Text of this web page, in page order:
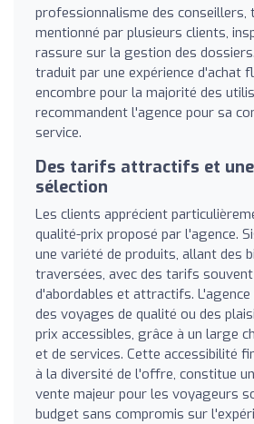
professionnalisme des conseillers,
mentionné par plusieurs clients,
rassure sur la gestion des
traduit par une expérience d'achat
encombre pour la majorité des
recommandent l'agence pour sa
service.
Des tarifs attractifs et
sélection
Les clients apprécient
qualité-prix proposé par l'agence.
une variété de produits, allant des
traversées, avec des tarifs
d'abordables et attractifs.
des voyages de qualité ou des
prix accessibles, grâce à un large
et de services. Cette accessibilité
à la diversité de l'offre, constitue
vente majeur pour les voyageurs
budget sans compromis sur